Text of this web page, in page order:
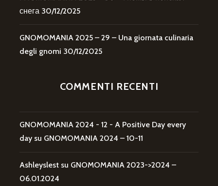
снега 30/12/2025
GNOMOMANIA 2025 – 29 – Una giornata culinaria
degli gnomi 30/12/2025
COMMENTI RECENTI
GNOMOMANIA 2024 - 12 - A Positive Day every
day su GNOMOMANIA 2024 – 10-11
Ashleyslest su GNOMOMANIA 2023->2024 –
06.01.2024